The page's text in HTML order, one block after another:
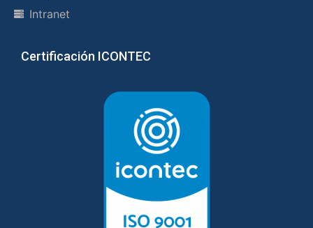
Certificación ICONTEC
Intranet